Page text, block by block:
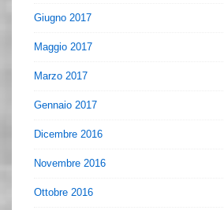
Giugno 2017
Maggio 2017
Marzo 2017
Gennaio 2017
Dicembre 2016
Novembre 2016
Ottobre 2016